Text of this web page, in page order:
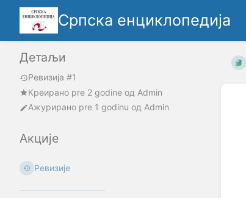
Српска енциклопедија
Детаљи
Ревизија #1
Креирано pre 2 godine oд Admin
Ажурирано pre 1 godinu од Admin
Акције
Ревизије